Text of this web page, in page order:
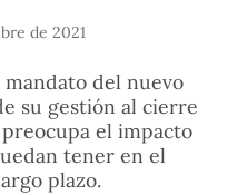
de 2021
del nuevo
su gestión al cierre
el impacto
tener en el
plazo.